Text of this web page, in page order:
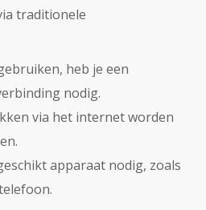
traditionele
heb je een
nodig.
via het internet worden
apparaat nodig, zoals